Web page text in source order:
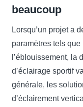
beaucoup
Lorsqu’un projet a
paramètres tels que
l’éblouissement, la
d’éclairage sportif
générale, les
d’éclairement